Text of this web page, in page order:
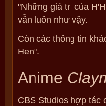
"Những giá trị của
vẫn luôn như vậy.
Còn các thông tin
Hen".
Anime
CBS Studios hợp tác